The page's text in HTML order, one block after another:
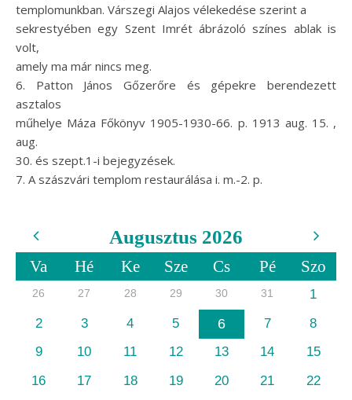
templomunkban. Várszegi Alajos vélekedése szerint a
sekrestyében egy Szent Imrét ábrázoló színes ablak is
volt,
amely ma már nincs meg.
6. Patton János Gőzerőre és gépekre berendezett
asztalos
műhelye Máza Főkönyv 1905-1930-66. p. 1913 aug. 15. ,
aug.
30. és szept.1-i bejegyzések.
7. A szászvári templom restaurálása i. m.-2. p.
Augusztus 2026
Va Hé Ke Sze Cs Pé Szo
26 27 28 29 30 31
1
2
3 4 5 6 7
8
9
10 11 12 13 14
15
16
17 18 19 20 21
22